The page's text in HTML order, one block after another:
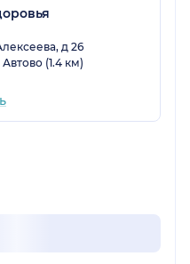
его
на поправку,
доктор,
д 26
Автово (1.4 км)